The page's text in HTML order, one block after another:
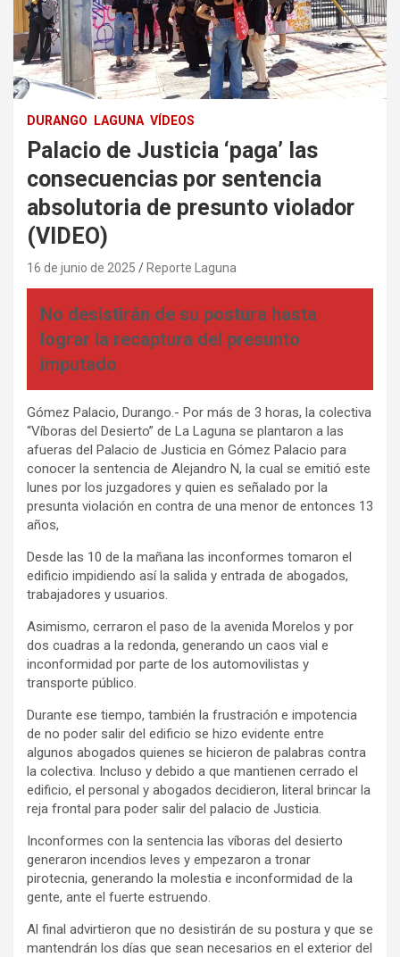
DURANGO LAGUNA VÍDEOS
Palacio de Justicia ‘paga’ las
consecuencias por sentencia
absolutoria de presunto violador
(VIDEO)
16 de junio de 2025 Reporte Laguna
No desistirán de su postura hasta
lograr la recaptura del presunto
imputado
Gómez Palacio, Durango.- Por más de 3 horas, la colectiva
“Víboras del Desierto” de La Laguna se plantaron a las
afueras del Palacio de Justicia en Gómez Palacio para
conocer la sentencia de Alejandro N, la cual se emitió este
lunes por los juzgadores y quien es señalado por la
presunta violación en contra de una menor de entonces 13
años,
Desde las 10 de la mañana las inconformes tomaron el
edificio impidiendo así la salida y entrada de abogados,
trabajadores y usuarios.
Asimismo, cerraron el paso de la avenida Morelos y por
dos cuadras a la redonda, generando un caos vial e
inconformidad por parte de los automovilistas y
transporte público.
Durante ese tiempo, también la frustración e impotencia
de no poder salir del edificio se hizo evidente entre
algunos abogados quienes se hicieron de palabras contra
la colectiva. Incluso y debido a que mantienen cerrado el
edificio, el personal y abogados decidieron, literal brincar la
reja frontal para poder salir del palacio de Justicia.
Inconformes con la sentencia las víboras del desierto
generaron incendios leves y empezaron a tronar
pirotecnia, generando la molestia e inconformidad de la
gente, ante el fuerte estruendo.
Al final advirtieron que no desistirán de su postura y que se
mantendrán los días que sean necesarios en el exterior del